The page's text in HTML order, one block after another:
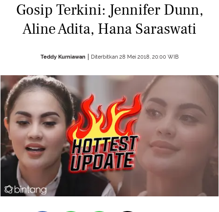
Gosip Terkini: Jennifer Dunn,
Aline Adita, Hana Saraswati
Teddy Kurniawan Diterbitkan 28 Mei 2018, 20:00 WIB